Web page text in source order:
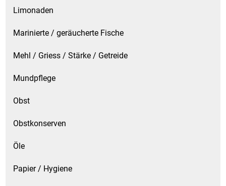
Limonaden
Marinierte / geräucherte Fische
Mehl / Griess / Stärke / Getreide
Mundpflege
Obst
Obstkonserven
Öle
Papier / Hygiene